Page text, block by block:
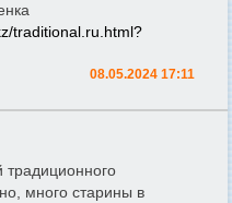
traditional.ru.html?
08.05.2024 17:11
много старины в